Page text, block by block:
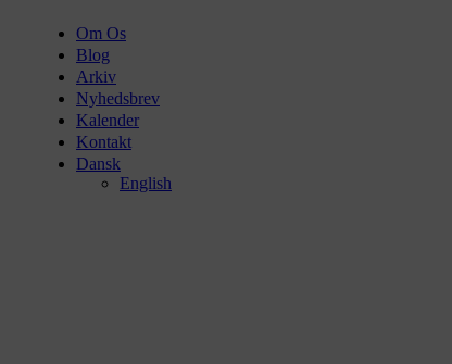
Om Os
Blog
Arkiv
Nyhedsbrev
Kalender
Kontakt
Dansk
English